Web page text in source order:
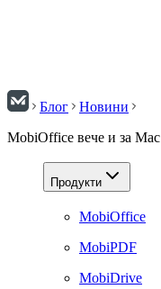
Блог
Новини
MobiOffice вече и за Mac
Продукти
MobiOffice
MobiPDF
MobiDrive